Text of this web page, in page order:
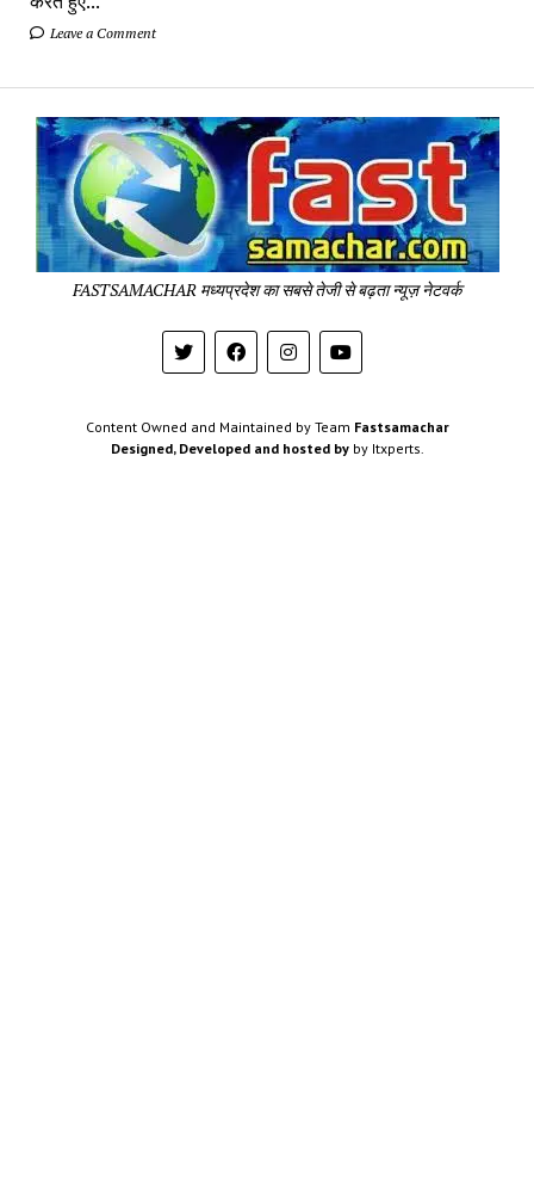
Leave a Comment
-
FASTSAMACHAR मध्यप्रदेश का सबसे तेजी से बढ़ता न्यूज़ नेटवर्क
Content Owned and Maintained by Team Fastsamachar
Designed, Developed and hosted byby Itxperts.